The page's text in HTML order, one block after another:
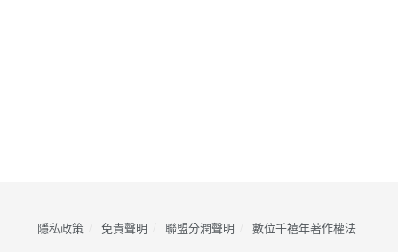
隱私政策 免責聲明 聯盟分潤聲明 數位千禧年著作權法